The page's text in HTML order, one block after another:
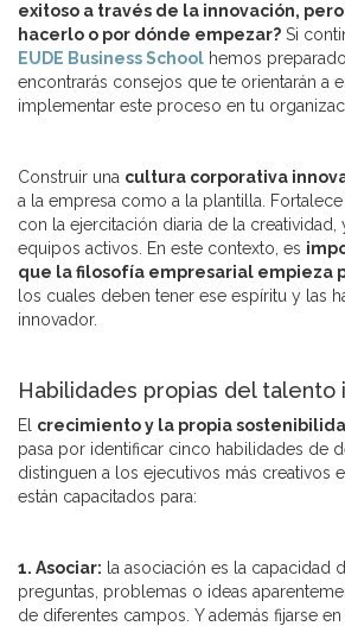
exitoso a través de la innovación,
hacerlo o por dónde empezar? Si
EUDE Business School hemos
encontrarás consejos que te orientarán a
implementar este proceso en tu
Construir una cultura corporativa
a la empresa como a la plantilla.
con la ejercitación diaria de la creatividad,
equipos activos. En este contexto, es
que la filosofía empresarial empieza
los cuales deben tener ese espíritu y las
innovador.
Habilidades propias del talento
El crecimiento y la propia
pasa por identificar cinco habilidades de
distinguen a los ejecutivos más creativos
están capacitados para:
1. Asociar: la asociación es la capacidad
preguntas, problemas o ideas
de diferentes campos. Y además fijarse